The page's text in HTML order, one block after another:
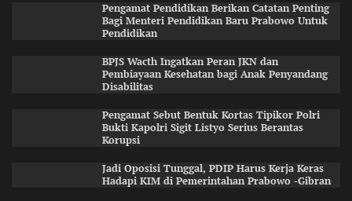
Pengamat Pendidikan Berikan Catatan Penting
Bagi Menteri Pendidikan Baru Prabowo Untuk
Pendidikan
BPJS Wacth Ingatkan Peran JKN dan
Pembiayaan Kesehatan bagi Anak Penyandang
Disabilitas
Pengamat Sebut Bentuk Kortas Tipikor Polri
Bukti Kapolri Sigit Listyo Serius Berantas
Korupsi
Jadi Oposisi Tunggal, PDIP Harus Kerja Keras
Hadapi KIM di Pemerintahan Prabowo -Gibran